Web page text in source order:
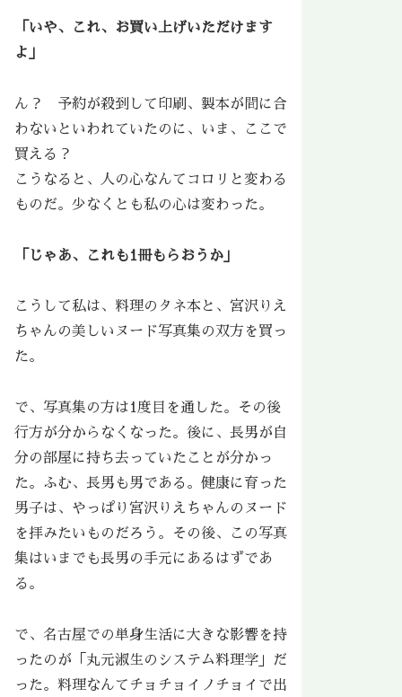
「いや、これ、お買い上げいただけます
よ」
ん？ 予約が殺到して印刷、製本が間に合
わないといわれていたのに、いま、ここで
買える？
こうなると、人の心なんてコロリと変わる
ものだ。少なくとも私の心は変わった。
「じゃあ、これも1冊もらおうか」
こうして私は、料理のタネ本と、宮沢りえ
ちゃんの美しいヌード写真集の双方を買っ
た。
で、写真集の方は1度目を通した。その後
行方が分からなくなった。後に、長男が自
分の部屋に持ち去っていたことが分かっ
た。ふむ、長男も男である。健康に育った
男子は、やっぱり宮沢りえちゃんのヌード
を拝みたいものだろう。その後、この写真
集はいまでも長男の手元にあるはずであ
る。
で、名古屋での単身生活に大きな影響を持
ったのが「丸元淑生のシステム料理学」だ
った。料理なんてチョチョイノチョイで出